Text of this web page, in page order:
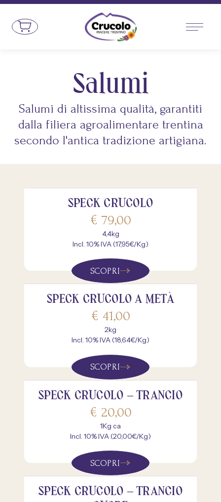
Bottega del Rifugio Crucolo -
Vai al contenuto
Salumi
Salumi di altissima qualità, garantiti
dalla filiera agroalimentare trentina
secondo l'antica tradizione artigiana.
SPECK CRUCOLO
€ 79,00
4,4kg
Incl. 10% IVA (17,95€/Kg)
SCOPRI
SPECK CRUCOLO A METÀ
€ 41,00
2kg
Incl. 10% IVA (18,64€/Kg)
SCOPRI
SPECK CRUCOLO – TRANCIO
€ 20,00
1Kg ca
Incl. 10% IVA (20,00€/Kg)
SCOPRI
SPECK CRUCOLO – TRANCIO